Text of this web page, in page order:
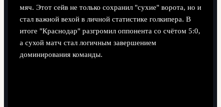
мяч. Этот сейв не только сохранил "сухие" ворота, но и
стал важной вехой в личной статистике голкипера. В
итоге "Краснодар" разгромил оппонента со счётом 5:0,
а сухой матч стал логичным завершением
доминирования команды.